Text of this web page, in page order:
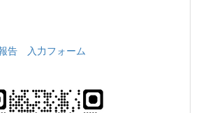
告 入力フォーム